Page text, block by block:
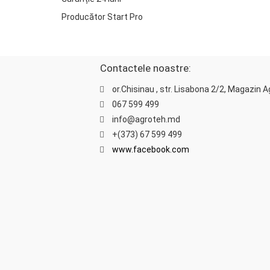
Producător Start Pro
Contactele noastre:
or.Chisinau , str. Lisabona 2/2, Magazin
067 599 499
info@agroteh.md
+(373) 67 599 499
www.facebook.com